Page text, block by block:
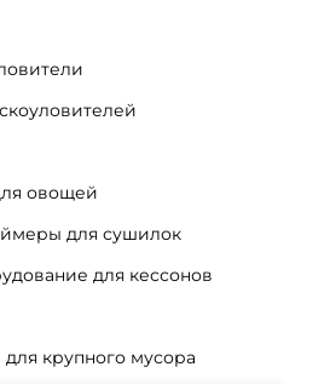
овощей
для сушилок
для кессонов
крупного мусора